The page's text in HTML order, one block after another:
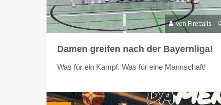
von Fireballs
Damen greifen nach der Bayernliga!
Was für ein Kampf. Was für eine Mannschaft!